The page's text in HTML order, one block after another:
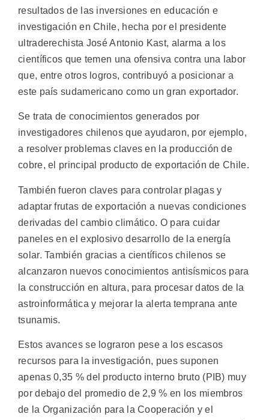
resultados de las inversiones en educación e
investigación en Chile, hecha por el presidente
ultraderechista José Antonio Kast, alarma a los
científicos que temen una ofensiva contra una labor
que, entre otros logros, contribuyó a posicionar a
este país sudamericano como un gran exportador.
Se trata de conocimientos generados por
investigadores chilenos que ayudaron, por ejemplo,
a resolver problemas claves en la producción de
cobre, el principal producto de exportación de Chile.
También fueron claves para controlar plagas y
adaptar frutas de exportación a nuevas condiciones
derivadas del cambio climático. O para cuidar
paneles en el explosivo desarrollo de la energía
solar. También gracias a científicos chilenos se
alcanzaron nuevos conocimientos antisísmicos para
la construcción en altura, para procesar datos de la
astroinformática y mejorar la alerta temprana ante
tsunamis.
Estos avances se lograron pese a los escasos
recursos para la investigación, pues suponen
apenas 0,35 % del producto interno bruto (PIB) muy
por debajo del promedio de 2,9 % en los miembros
de la Organización para la Cooperación y el